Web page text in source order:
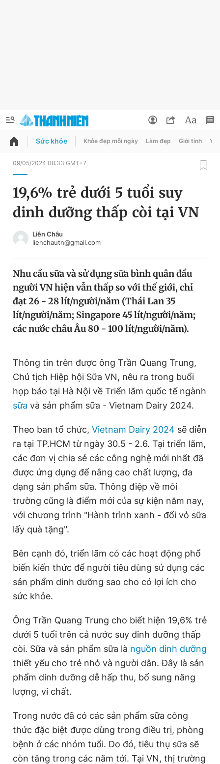
QUẢNG CÁO ĐẶT BÁO
Chuyên mục
Chuyên mục khác
Tin thị trường Tin 360
Video Magazine
Tiện ích Bạn cần biết
Thông tin tòa soạn Liên hệ quảng cáo
Đọc Thanh Niên trên điện thoại
Theo dõi báo trên
Hotline
0906 645 777
Liên hệ quảng cáo
0908 780 404
Đặt báo Quảng cáo
Tổng biên tập: Nguyễn Ngọc Toàn
Phó tổng biên tập thường trực: Hải Thành
Phó tổng biên tập: Lâm Hiếu Dũng
Phó tổng biên tập: Trần Việt Hưng
Tổng thư ký tòa soạn: Đức Trung
Giấy phép xuất bản số 110/GP - BTTTT cấp ngày 24.3.2020
© 2003-2026 Bản quyền thuộc về Báo Thanh Niên. Cấm sao
chép dưới mọi hình thức nếu không có sự chấp thuận bằng văn
bản. Phát triển bởi ePi Technologies, JSC.
Đổi mật khẩu
Tin đã lưu
Tin đã xem
Đăng xuất
Sức khỏe Khỏe đẹp mỗi ngày Làm đẹp Giới tính Y
09/05/2024 08:33 GMT+7
19,6% trẻ dưới 5 tuổi suy
dinh dưỡng thấp còi tại VN
Liên Châu
lienchautn@gmail.com
Nhu cầu sữa và sử dụng sữa bình quân đầu
người VN hiện vẫn thấp so với thế giới, chỉ
đạt 26 - 28 lít/người/năm (Thái Lan 35
lít/người/năm; Singapore 45 lít/người/năm;
các nước châu Âu 80 - 100 lít/người/năm).
Thông tin trên được ông Trần Quang Trung,
Chủ tịch Hiệp hội Sữa VN, nêu ra trong buổi
họp báo tại Hà Nội về Triển lãm quốc tế ngành
sữa và sản phẩm sữa - Vietnam Dairy 2024.
Theo ban tổ chức, Vietnam Dairy 2024 sẽ diễn
ra tại TP.HCM từ ngày 30.5 - 2.6. Tại triển lãm,
các đơn vị chia sẻ các công nghệ mới nhất đã
được ứng dụng để nâng cao chất lượng, đa
dạng sản phẩm sữa. Thông điệp về môi
trường cũng là điểm mới của sự kiện năm nay,
với chương trình "Hành trình xanh - đổi vỏ sữa
lấy quà tặng".
Bên cạnh đó, triển lãm có các hoạt động phổ
biến kiến thức để người tiêu dùng sử dụng các
sản phẩm dinh dưỡng sao cho có lợi ích cho
sức khỏe.
Ông Trần Quang Trung cho biết hiện 19,6% trẻ
dưới 5 tuổi trên cả nước suy dinh dưỡng thấp
còi. Sữa và sản phẩm sữa là nguồn dinh dưỡng
thiết yếu cho trẻ nhỏ và người dân. Đây là sản
phẩm dinh dưỡng dễ hấp thu, bổ sung năng
lượng, vi chất.
Trong nước đã có các sản phẩm sữa công
thức đặc biệt được dùng trong điều trị, phòng
bệnh ở các nhóm tuổi. Do đó, tiêu thụ sữa sẽ
còn tăng trong các năm tới. Tại VN, thị trường